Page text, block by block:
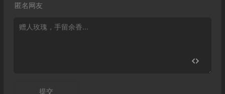
匿名网友
提交